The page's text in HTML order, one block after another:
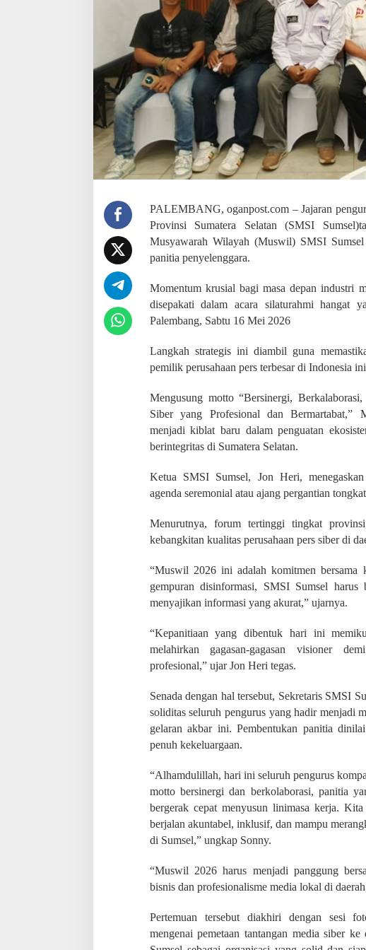
e
m
i
D
b
u
k
d
i
a
l
e
m
b
g
PALEMBANG, oganpost.com – Jajaran
Provinsi Sumatera Selatan (SMSI
Musyawarah Wilayah (Muswil) SMSI
panitia penyelenggara.
Momentum krusial bagi masa depan industri
disepakati dalam acara silaturahmi hangat
Palembang, Sabtu 16 Mei 2026
Langkah strategis ini diambil guna
pemilik perusahaan pers terbesar di Indonesia
Mengusung motto “Bersinergi,
Siber yang Profesional dan Bermartabat,”
menjadi kiblat baru dalam penguatan
berintegritas di Sumatera Selatan.
Ketua SMSI Sumsel, Jon Heri,
agenda seremonial atau ajang pergantian
Menurutnya, forum tertinggi tingkat
kebangkitan kualitas perusahaan pers siber di
“Muswil 2026 ini adalah komitmen
gempuran disinformasi, SMSI Sumsel
menyajikan informasi yang akurat,” ujarnya.
“Kepanitiaan yang dibentuk hari ini
melahirkan gagasan-gagasan visioner
profesional,” ujar Jon Heri tegas.
Senada dengan hal tersebut, Sekretaris SMSI
soliditas seluruh pengurus yang hadir menjadi
gelaran akbar ini. Pembentukan panitia
penuh kekeluargaan.
“Alhamdulillah, hari ini seluruh pengurus
motto bersinergi dan berkolaborasi, panitia
bergerak cepat menyusun linimasa kerja.
berjalan akuntabel, inklusif, dan mampu
di Sumsel,” ungkap Sonny.
“Muswil 2026 harus menjadi panggung
bisnis dan profesionalisme media lokal di
Pertemuan tersebut diakhiri dengan sesi
mengenai pemetaan tantangan media siber